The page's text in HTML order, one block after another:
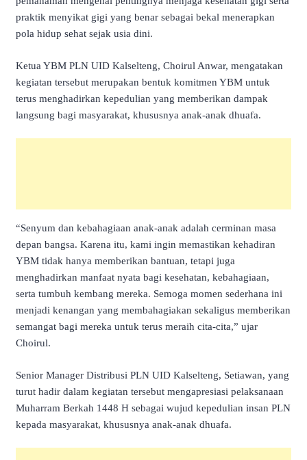
praktik menyikat gigi yang benar sebagai bekal menerapkan
pola hidup sehat sejak usia dini.
Ketua YBM PLN UID Kalselteng, Choirul Anwar, mengatakan
kegiatan tersebut merupakan bentuk komitmen YBM untuk
terus menghadirkan kepedulian yang memberikan dampak
langsung bagi masyarakat, khususnya anak-anak dhuafa.
“Senyum dan kebahagiaan anak-anak adalah cerminan masa
depan bangsa. Karena itu, kami ingin memastikan kehadiran
YBM tidak hanya memberikan bantuan, tetapi juga
menghadirkan manfaat nyata bagi kesehatan, kebahagiaan,
serta tumbuh kembang mereka. Semoga momen sederhana ini
menjadi kenangan yang membahagiakan sekaligus memberikan
semangat bagi mereka untuk terus meraih cita-cita,” ujar
Choirul.
Senior Manager Distribusi PLN UID Kalselteng, Setiawan, yang
turut hadir dalam kegiatan tersebut mengapresiasi pelaksanaan
Muharram Berkah 1448 H sebagai wujud kepedulian insan PLN
kepada masyarakat, khususnya anak-anak dhuafa.